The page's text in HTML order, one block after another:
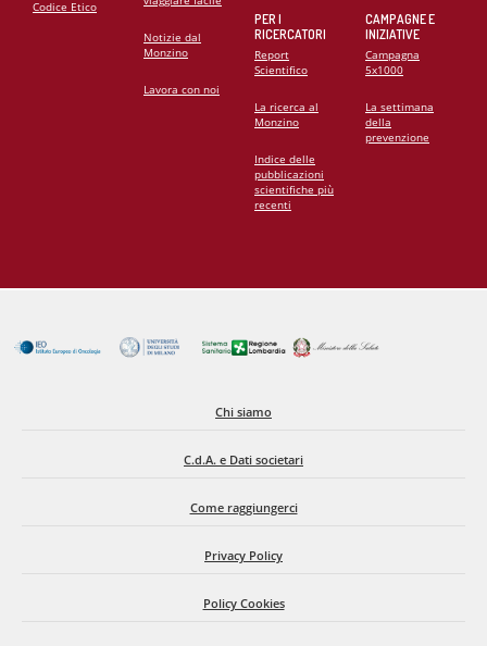
Codice Etico
Notizie dal
Monzino
Lavora con noi
PER I
RICERCATORI
Report
Scientifico
La ricerca al
Monzino
Indice delle
pubblicazioni
scientifiche più
recenti
CAMPAGNE E
INIZIATIVE
Campagna
5x1000
La settimana
della
prevenzione
Chi siamo
C.d.A. e Dati societari
Come raggiungerci
Privacy Policy
Policy Cookies